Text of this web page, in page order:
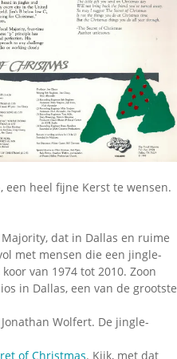
een heel fijne Kerst te wensen.
dat in Dallas en ruime
met mensen die een jingle-
van 1974 tot 2010. Zoon
in Dallas, een van de grootste
Wolfert. De jingle-
of Christmas. Kijk, met dat